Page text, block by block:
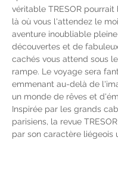
véritable TRESOR pourrait
là où vous l'attendez le
aventure inoubliable
découvertes et de
cachés vous attend sous
rampe. Le voyage sera
emmenant au-delà de
un monde de rêves et
Inspirée par les grands
parisiens, la revue
par son caractère liégeois